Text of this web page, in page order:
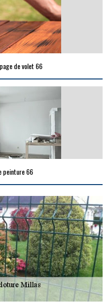
de volet 66
peinture 66